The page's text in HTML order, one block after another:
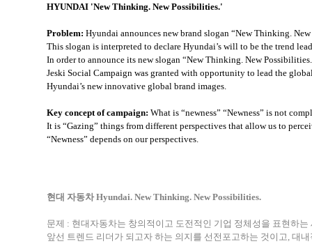
HYUNDAI 'New Thinking. New Possibilities.'
Problem: Hyundai announces new brand slogan “New Thinking.
This slogan is interpreted to declare Hyundai’s will to be the trend
In order to announce its new slogan “New Thinking. New
Jeski Social Campaign was granted with opportunity to lead the
Hyundai’s new innovative global brand images.
Key concept of campaign: What is “newness” “Newness” is not
It is “Gazing” things from different perspectives that allow us to
“Newness” depends on our perspectives.
현대 자동차Hyundai. New Thinking. New Possibilities.
문제 : 현대자동차는 창의적이고 도전적인 기업 정체성을 표현하
앞선 트렌드 리더가 되고자 하는 의지를 선전포고하는 것이고, 대내